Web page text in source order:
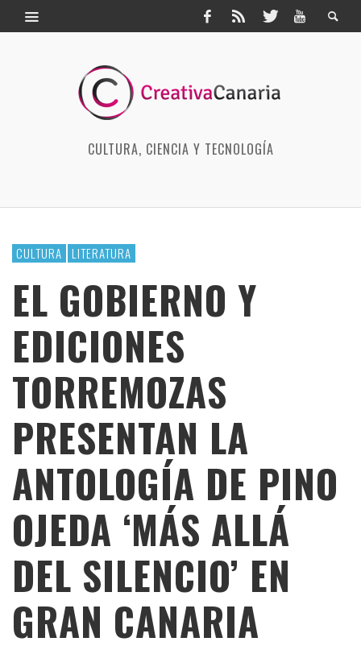
CULTURA, CIENCIA Y TECNOLOGÍA
CULTURA LITERATURA
EL GOBIERNO Y
EDICIONES
TORREMOZAS
PRESENTAN LA
ANTOLOGÍA DE PINO
OJEDA ‘MÁS ALLÁ
DEL SILENCIO’ EN
GRAN CANARIA